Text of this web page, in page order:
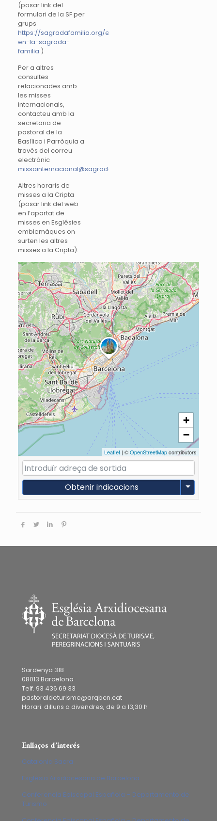
(posar link del
formulari de la SF per
grups
https://sagradafamilia.org/es/rezar-
en-la-sagrada-
familia )
Per a altres
consultes
relacionades amb
les misses
internacionals,
contacteu amb la
secretaria de
pastoral de la
Basílica i Parròquia a
través del correu
electrònic
missainternacional@sagradafamilia.org
Altres horaris de
misses a la Cripta
(posar link del web
en l’apartat de
misses en Esglésies
emblemàques on
surten les altres
misses a la Cripta).
+
−
Leaflet | ©OpenStreetMapcontributors
Obtenir indicacions
Sardenya 318
08013 Barcelona
Telf. 93 436 69 33
pastoraldeturisme@arqbcn.cat
Horari: dilluns a divendres, de 9 a 13,30 h
Enllaços d’interés
Catalonia Sacra
Església Arxidiocesana de Barcelona
Conferencia Episcopal Española – Departamento de
Turismo